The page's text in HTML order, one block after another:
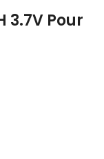
3.7V Pour